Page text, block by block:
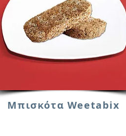
Μπισκότα Weetabix